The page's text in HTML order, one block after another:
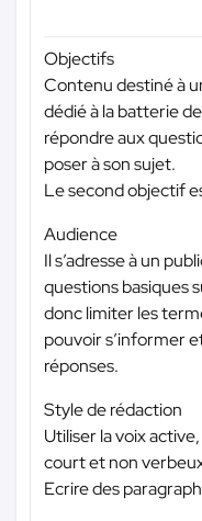
Objectifs
Contenu destiné à
dédié à la batterie
répondre aux
poser à son sujet.
Le second objectif
Audience
Il s’adresse à un
questions basiques
donc limiter les
pouvoir s’informer
réponses.
Style de rédaction
Utiliser la voix
court et non
Ecrire des